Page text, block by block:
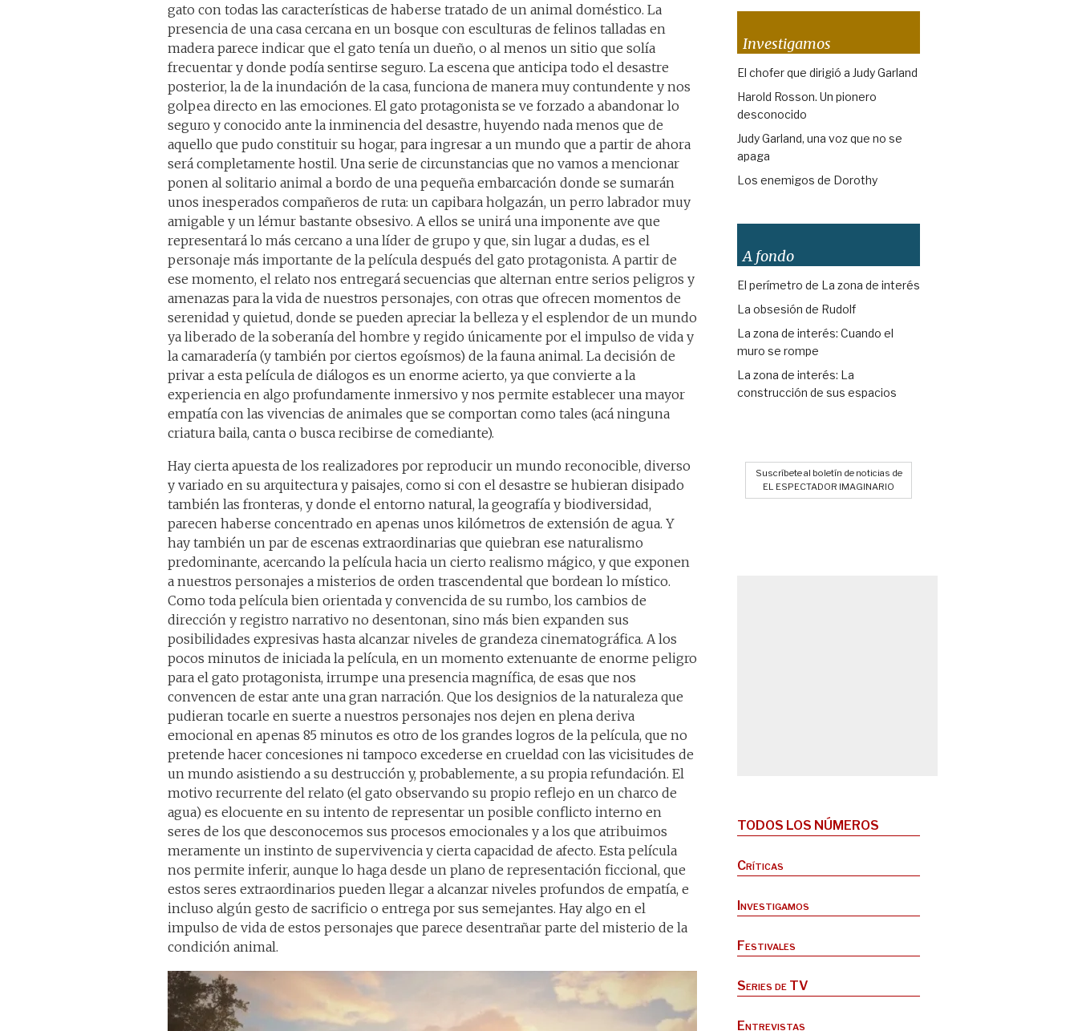
gato con todas las características de haberse tratado de un animal doméstico. La
presencia de una casa cercana en un bosque con esculturas de felinos talladas en
madera parece indicar que el gato tenía un dueño, o al menos un sitio que solía
frecuentar y donde podía sentirse seguro. La escena que anticipa todo el desastre
posterior, la de la inundación de la casa, funciona de manera muy contundente y nos
golpea directo en las emociones. El gato protagonista se ve forzado a abandonar lo
seguro y conocido ante la inminencia del desastre, huyendo nada menos que de
aquello que pudo constituir su hogar, para ingresar a un mundo que a partir de ahora
será completamente hostil. Una serie de circunstancias que no vamos a mencionar
ponen al solitario animal a bordo de una pequeña embarcación donde se sumarán
unos inesperados compañeros de ruta: un capibara holgazán, un perro labrador muy
amigable y un lémur bastante obsesivo. A ellos se unirá una imponente ave que
representará lo más cercano a una líder de grupo y que, sin lugar a dudas, es el
personaje más importante de la película después del gato protagonista. A partir de
ese momento, el relato nos entregará secuencias que alternan entre serios peligros y
amenazas para la vida de nuestros personajes, con otras que ofrecen momentos de
serenidad y quietud, donde se pueden apreciar la belleza y el esplendor de un mundo
ya liberado de la soberanía del hombre y regido únicamente por el impulso de vida y
la camaradería (y también por ciertos egoísmos) de la fauna animal. La decisión de
privar a esta película de diálogos es un enorme acierto, ya que convierte a la
experiencia en algo profundamente inmersivo y nos permite establecer una mayor
empatía con las vivencias de animales que se comportan como tales (acá ninguna
criatura baila, canta o busca recibirse de comediante).
Hay cierta apuesta de los realizadores por reproducir un mundo reconocible, diverso
y variado en su arquitectura y paisajes, como si con el desastre se hubieran disipado
también las fronteras, y donde el entorno natural, la geografía y biodiversidad,
parecen haberse concentrado en apenas unos kilómetros de extensión de agua. Y
hay también un par de escenas extraordinarias que quiebran ese naturalismo
predominante, acercando la película hacia un cierto realismo mágico, y que exponen
a nuestros personajes a misterios de orden trascendental que bordean lo místico.
Como toda película bien orientada y convencida de su rumbo, los cambios de
dirección y registro narrativo no desentonan, sino más bien expanden sus
posibilidades expresivas hasta alcanzar niveles de grandeza cinematográfica. A los
pocos minutos de iniciada la película, en un momento extenuante de enorme peligro
para el gato protagonista, irrumpe una presencia magnífica, de esas que nos
convencen de estar ante una gran narración. Que los designios de la naturaleza que
pudieran tocarle en suerte a nuestros personajes nos dejen en plena deriva
emocional en apenas 85 minutos es otro de los grandes logros de la película, que no
pretende hacer concesiones ni tampoco excederse en crueldad con las vicisitudes de
un mundo asistiendo a su destrucción y, probablemente, a su propia refundación. El
motivo recurrente del relato (el gato observando su propio reflejo en un charco de
agua) es elocuente en su intento de representar un posible conflicto interno en
seres de los que desconocemos sus procesos emocionales y a los que atribuimos
meramente un instinto de supervivencia y cierta capacidad de afecto. Esta película
nos permite inferir, aunque lo haga desde un plano de representación ficcional, que
estos seres extraordinarios pueden llegar a alcanzar niveles profundos de empatía, e
incluso algún gesto de sacrificio o entrega por sus semejantes. Hay algo en el
impulso de vida de estos personajes que parece desentrañar parte del misterio de la
condición animal.
Investigamos
El chofer que dirigió a Judy Garland
Harold Rosson. Un pionero
desconocido
Judy Garland, una voz que no se
apaga
Los enemigos de Dorothy
A fondo
El perímetro de La zona de interés
La obsesión de Rudolf
La zona de interés: Cuando el
muro se rompe
La zona de interés: La
construcción de sus espacios
Suscríbete al boletín de noticias de
EL ESPECTADOR IMAGINARIO
TODOS LOS NÚMEROS
Críticas
Investigamos
Festivales
Series de TV
Entrevistas